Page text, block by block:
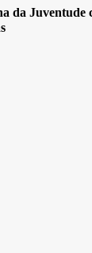
da Juventude